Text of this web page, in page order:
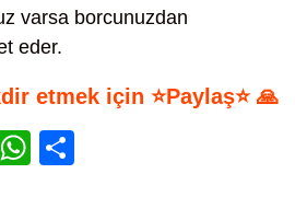
varsa borcunuzdan
eder.
etmek için ⭐Paylaş⭐ 🙏
T
W